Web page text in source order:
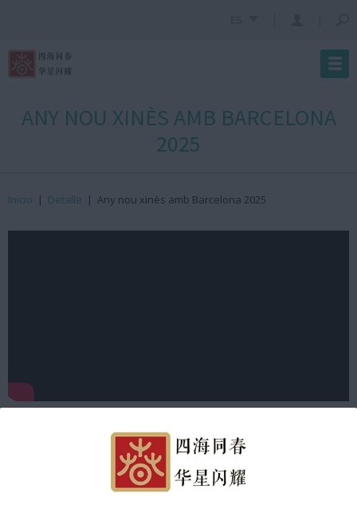
ANY NOU XINÈS AMB BARCELONA
2025
Inicio | Detalle | Any nou xinès amb Barcelona 2025